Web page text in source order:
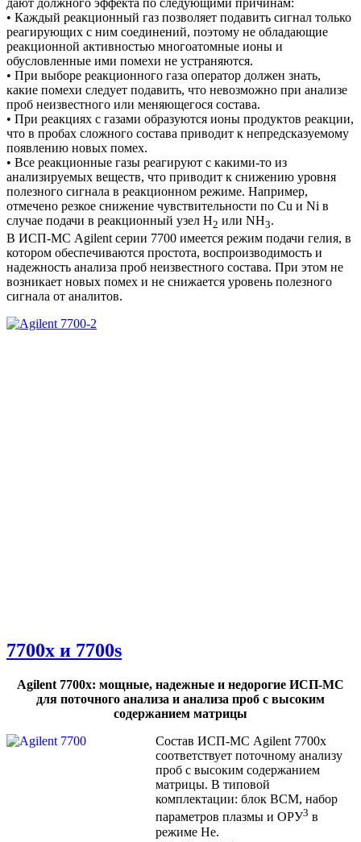
дают должного эффекта по следующими причинам:
• Каждый реакционный газ позволяет подавить сигнал только
реагирующих с ним соединений, поэтому не обладающие
реакционной активностью многоатомные ионы и
обусловленные ими помехи не устраняются.
• При выборе реакционного газа оператор должен знать,
какие помехи следует подавить, что невозможно при анализе
проб неизвестного или меняющегося состава.
• При реакциях с газами образуются ионы продуктов реакции,
что в пробах сложного состава приводит к непредсказуемому
появлению новых помех.
• Все реакционные газы реагируют с какими-то из
анализируемых веществ, что приводит к снижению уровня
полезного сигнала в реакционном режиме. Например,
отмечено резкое снижение чувствительности по Cu и Ni в
случае подачи в реакционный узел H2 или NH3.
В ИСП-МС Agilent серии 7700 имеется режим подачи гелия, в
котором обеспечиваются простота, воспроизводимость и
надежность анализа проб неизвестного состава. При этом не
возникает новых помех и не снижается уровень полезного
сигнала от аналитов.
7700x и 7700s
Agilent 7700x: мощные, надежные и недорогие ИСП-МС
для поточного анализа и анализа проб с высоким
содержанием матрицы
Состав ИСП-МС Agilent 7700x
соответствует поточному анализу
проб с высоким содержанием
матрицы. В типовой
комплектации: блок ВСМ, набор
параметров плазмы и ОРУ3 в
режиме Не.